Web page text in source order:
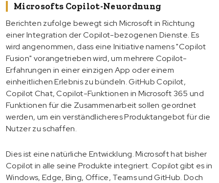
Microsofts Copilot-Neuordnung
Berichten zufolge bewegt sich Microsoft in Richtung
einer Integration der Copilot-bezogenen Dienste. Es
wird angenommen, dass eine Initiative namens "Copilot
Fusion" vorangetrieben wird, um mehrere Copilot-
Erfahrungen in einer einzigen App oder einem
einheitlichen Erlebnis zu bündeln. GitHub Copilot,
Copilot Chat, Copilot-Funktionen in Microsoft 365 und
Funktionen für die Zusammenarbeit sollen geordnet
werden, um ein verständlicheres Produktangebot für die
Nutzer zu schaffen.
Dies ist eine natürliche Entwicklung. Microsoft hat bisher
Copilot in alle seine Produkte integriert. Copilot gibt es in
Windows, Edge, Bing, Office, Teams und GitHub. Doch